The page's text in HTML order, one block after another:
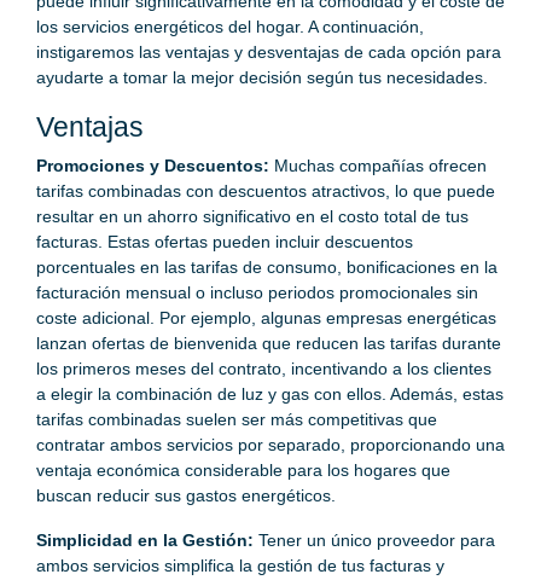
los servicios energéticos del hogar. A continuación,
instigaremos las ventajas y desventajas de cada opción para
ayudarte a tomar la mejor decisión según tus necesidades.
Ventajas
Promociones y Descuentos: Muchas compañías ofrecen
tarifas combinadas con descuentos atractivos, lo que puede
resultar en un ahorro significativo en el costo total de tus
facturas. Estas ofertas pueden incluir descuentos
porcentuales en las tarifas de consumo, bonificaciones en la
facturación mensual o incluso periodos promocionales sin
coste adicional. Por ejemplo, algunas empresas energéticas
lanzan ofertas de bienvenida que reducen las tarifas durante
los primeros meses del contrato, incentivando a los clientes
a elegir la combinación de luz y gas con ellos. Además, estas
tarifas combinadas suelen ser más competitivas que
contratar ambos servicios por separado, proporcionando una
ventaja económica considerable para los hogares que
buscan reducir sus gastos energéticos.
Simplicidad en la Gestión: Tener un único proveedor para
ambos servicios simplifica la gestión de tus facturas y